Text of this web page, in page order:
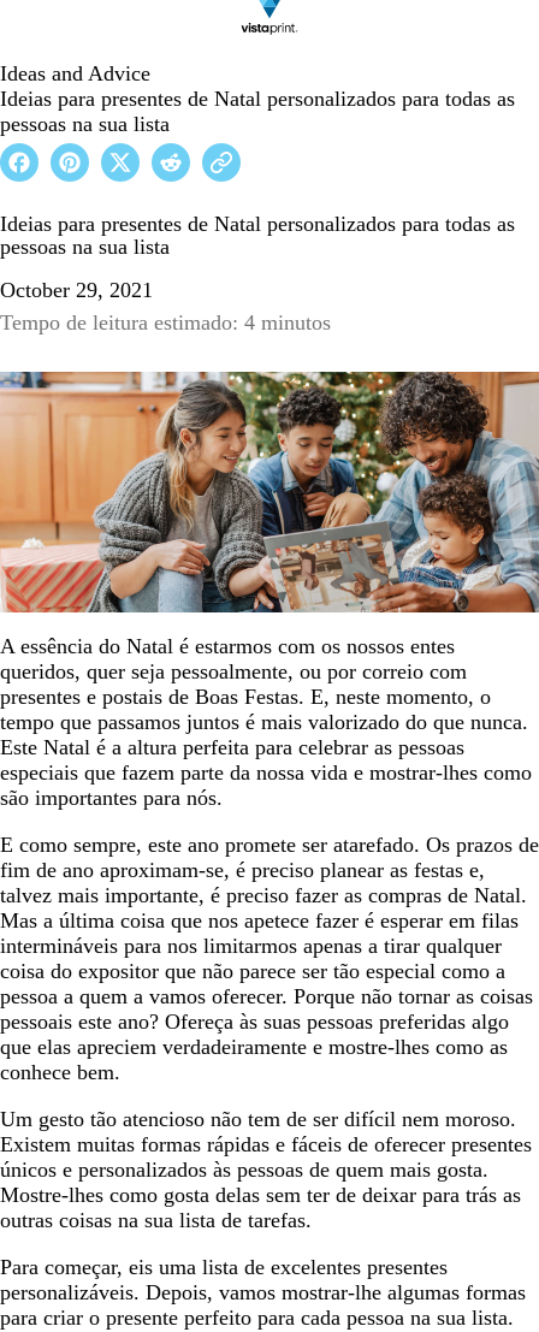
Ideas and Advice
Ideias para presentes de Natal personalizados para todas as
pessoas na sua lista
Ideias para presentes de Natal personalizados para todas as
pessoas na sua lista
October 29, 2021
Tempo de leitura estimado: 4 minutos
​A essência do Natal é estarmos com os nossos entes
queridos, quer seja pessoalmente, ou por correio com
presentes e postais de Boas Festas. E, neste momento, o
tempo que passamos juntos é mais valorizado do que nunca.
Este Natal é a altura perfeita para celebrar as pessoas
especiais que fazem parte da nossa vida e mostrar-lhes como
são importantes para nós.
E como sempre, este ano promete ser atarefado. Os prazos de
fim de ano aproximam-se, é preciso planear as festas e,
talvez mais importante, é preciso fazer as compras de Natal.
Mas a última coisa que nos apetece fazer é esperar em filas
intermináveis para nos limitarmos apenas a tirar qualquer
coisa do expositor que não parece ser tão especial como a
pessoa a quem a vamos oferecer. Porque não tornar as coisas
pessoais este ano? Ofereça às suas pessoas preferidas algo
que elas apreciem verdadeiramente e mostre-lhes como as
conhece bem.
Um gesto tão atencioso não tem de ser difícil nem moroso.
Existem muitas formas rápidas e fáceis de oferecer presentes
únicos e personalizados às pessoas de quem mais gosta.
Mostre-lhes como gosta delas sem ter de deixar para trás as
outras coisas na sua lista de tarefas.
Para começar, eis uma lista de excelentes presentes
personalizáveis. Depois, vamos mostrar-lhe algumas formas
para criar o presente perfeito para cada pessoa na sua lista.